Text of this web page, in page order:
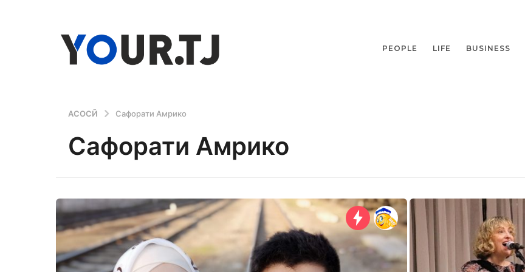
PEOPLE LIFE BUSINESS
АСОСӢ Сафорати Амрико
Сафорати Амрико